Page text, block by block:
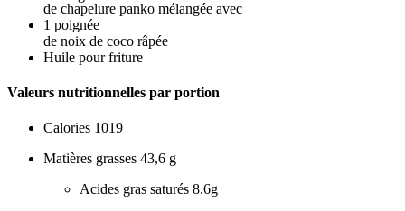
de chapelure panko mélangée avec
1 poignée
de noix de coco râpée
Huile pour friture
Valeurs nutritionnelles par portion
Calories 1019
Matières grasses 43,6 g
Acides gras saturés 8.6g